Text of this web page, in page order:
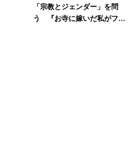
「宗教とジェンダー」を問
う 『お寺に嫁いだ私がフェ